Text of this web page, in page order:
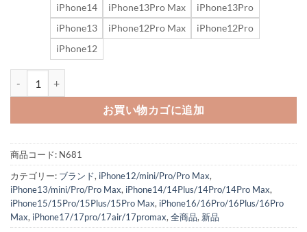
iPhone14
iPhone13Pro Max
iPhone13Pro
iPhone13
iPhone12Pro Max
iPhone12Pro
iPhone12
お買い物カゴに追加
商品コード: N681
カテゴリー: ブランド, iPhone12/mini/Pro/Pro Max,
iPhone13/mini/Pro/Pro Max, iPhone14/14Plus/14Pro/14Pro Max,
iPhone15/15Pro/15Plus/15Pro Max, iPhone16/16Pro/16Plus/16Pro
Max, iPhone17/17pro/17air/17promax, 全商品, 新品